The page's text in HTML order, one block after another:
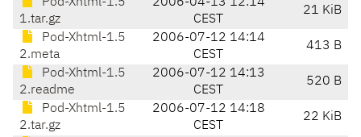
1.tar.gz
CEST
21 KiB
Pod-Xhtml-1.5
2.meta
2006-07-12 14:14
CEST
413 B
Pod-Xhtml-1.5
2.readme
2006-07-12 14:13
CEST
520 B
Pod-Xhtml-1.5
2.tar.gz
2006-07-12 14:18
CEST
22 KiB